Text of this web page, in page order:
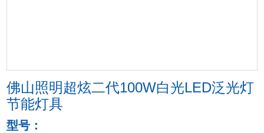
佛山照明超炫二代100W白光LED泛光灯
节能灯具
型号：